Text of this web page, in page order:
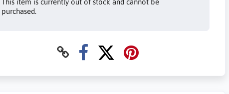
This item is currently out of stock and cannot be
purchased.